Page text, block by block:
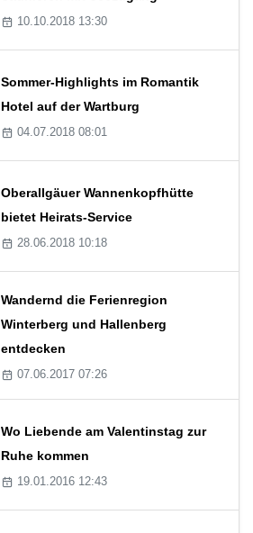
10.10.2018 13:30
Sommer-Highlights im Romantik
Hotel auf der Wartburg
04.07.2018 08:01
Oberallgäuer Wannenkopfhütte
bietet Heirats-Service
28.06.2018 10:18
Wandernd die Ferienregion
Winterberg und Hallenberg
entdecken
07.06.2017 07:26
Wo Liebende am Valentinstag zur
Ruhe kommen
19.01.2016 12:43